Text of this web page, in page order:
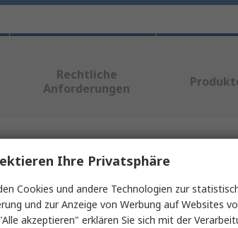
Rechtliche
Anforderungen
oder mehrere Eigenschaften auswählen.
Wert
RS PRO
Ihre Privatsphäre
Cookies und andere Technologien zur
und zur Anzeige von Werbung auf Websites
akzeptieren" erklären Sie sich mit der